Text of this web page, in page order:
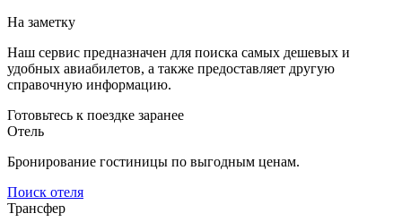
На заметку
Наш сервис предназначен для поиска самых дешевых и
удобных авиабилетов, а также предоставляет другую
справочную информацию.
Готовьтесь к поездке заранее
Отель
Бронирование гостиницы по выгодным ценам.
Поиск отеля
Трансфер